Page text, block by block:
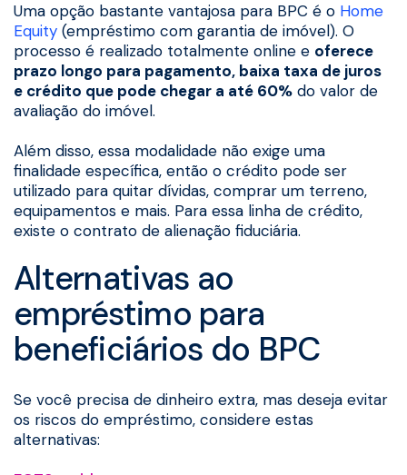
Uma opção bastante vantajosa para BPC é o Home
Equity (empréstimo com garantia de imóvel). O
processo é realizado totalmente online e oferece
prazo longo para pagamento, baixa taxa de juros
e crédito que pode chegar a até 60% do valor de
avaliação do imóvel.
Além disso, essa modalidade não exige uma
finalidade específica, então o crédito pode ser
utilizado para quitar dívidas, comprar um terreno,
equipamentos e mais. Para essa linha de crédito,
existe o contrato de alienação fiduciária.
Alternativas ao
empréstimo para
beneficiários do BPC
Se você precisa de dinheiro extra, mas deseja evitar
os riscos do empréstimo, considere estas
alternativas: